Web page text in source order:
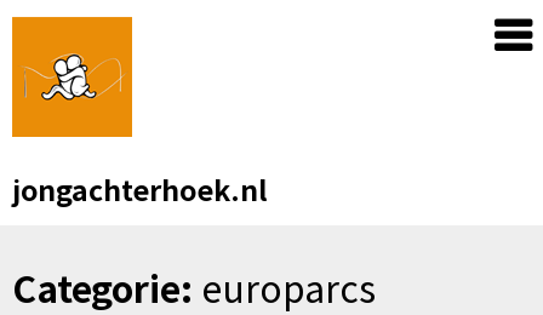
Skip
content
jongachterhoek.nl
Categorie: europarcs